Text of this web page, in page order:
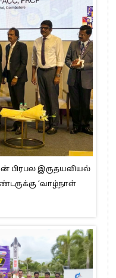
பிரபல இருதயவியல்
‘வாழ்நாள்